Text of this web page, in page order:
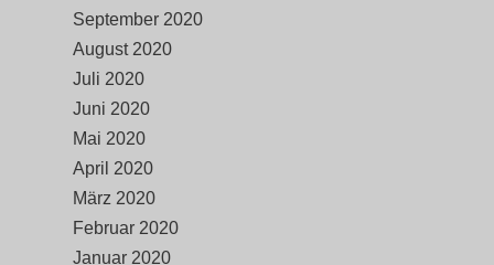
September 2020
August 2020
Juli 2020
Juni 2020
Mai 2020
April 2020
März 2020
Februar 2020
Januar 2020